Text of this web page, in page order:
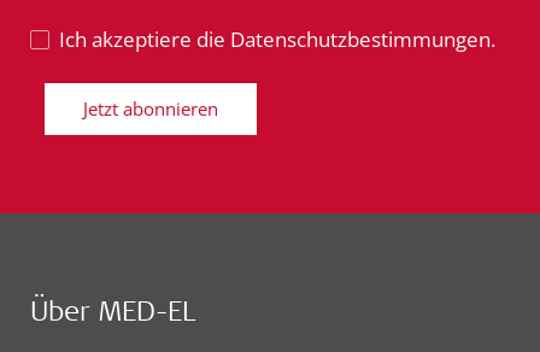
Ich akzeptiere die Datenschutzbestimmungen.
Jetzt abonnieren
Über MED-EL